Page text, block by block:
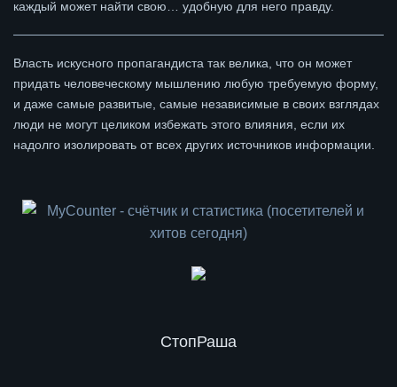
каждый может найти свою… удобную для него правду.
Власть искусного пропагандиста так велика, что он может
придать человеческому мышлению любую требуемую форму,
и даже самые развитые, самые независимые в своих взглядах
люди не могут целиком избежать этого влияния, если их
надолго изолировать от всех других источников информации.
СтопРаша